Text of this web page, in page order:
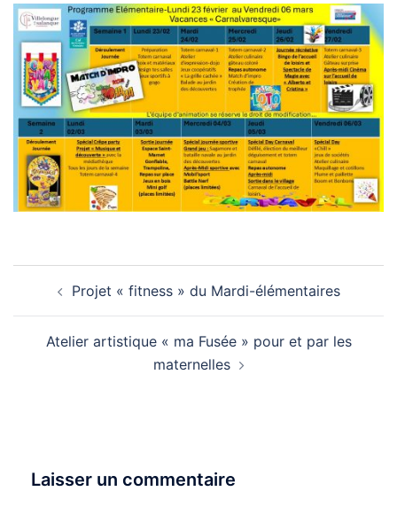
d’articleProjet « fitness » du Mardi-élémentaires
Atelier artistique « ma Fusée » pour et par les
maternelles
Laisser un commentaire